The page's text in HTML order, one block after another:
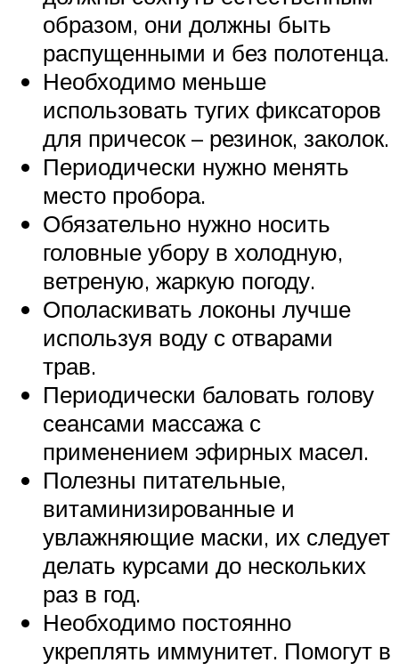
образом, они должны быть
распущенными и без полотенца.
Необходимо меньше
использовать тугих фиксаторов
для причесок – резинок, заколок.
Периодически нужно менять
место пробора.
Обязательно нужно носить
головные убору в холодную,
ветреную, жаркую погоду.
Ополаскивать локоны лучше
используя воду с отварами
трав.
Периодически баловать голову
сеансами массажа с
применением эфирных масел.
Полезны питательные,
витаминизированные и
увлажняющие маски, их следует
делать курсами до нескольких
раз в год.
Необходимо постоянно
укреплять иммунитет. Помогут в